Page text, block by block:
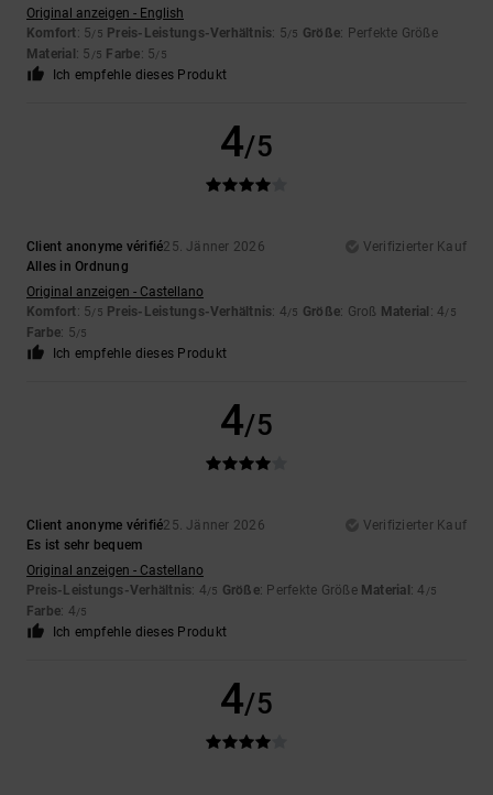
Original anzeigen - English
Komfort: 5/5 Preis-Leistungs-Verhältnis: 5/5 Größe: Perfekte Größe
Material : 5 /5 Farbe: 5/5
Ich empfehle dieses Produkt
4/5
Client anonyme vérifié25. Jänner 2026
Verifizierter Kauf
Alles in Ordnung
Original anzeigen - Castellano
Komfort: 5/5 Preis-Leistungs-Verhältnis: 4/5 Größe: Groß Material : 4/5
Farbe: 5/5
Ich empfehle dieses Produkt
4/5
Client anonyme vérifié25. Jänner 2026
Verifizierter Kauf
Es ist sehr bequem
Original anzeigen - Castellano
Preis-Leistungs-Verhältnis: 4/5 Größe: Perfekte Größe Material : 4 /5
Farbe: 4/5
Ich empfehle dieses Produkt
4/5